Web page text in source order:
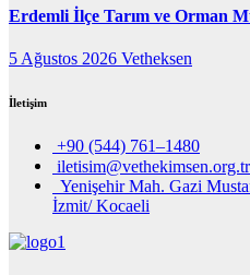
Erdemli İlçe Tarım ve Orman
5 Ağustos 2026 Vetheksen
İletişim
+90 (544) 761–1480
iletisim@vethekimsen.org.tr
Yenişehir Mah. Gazi
İzmit/ Kocaeli